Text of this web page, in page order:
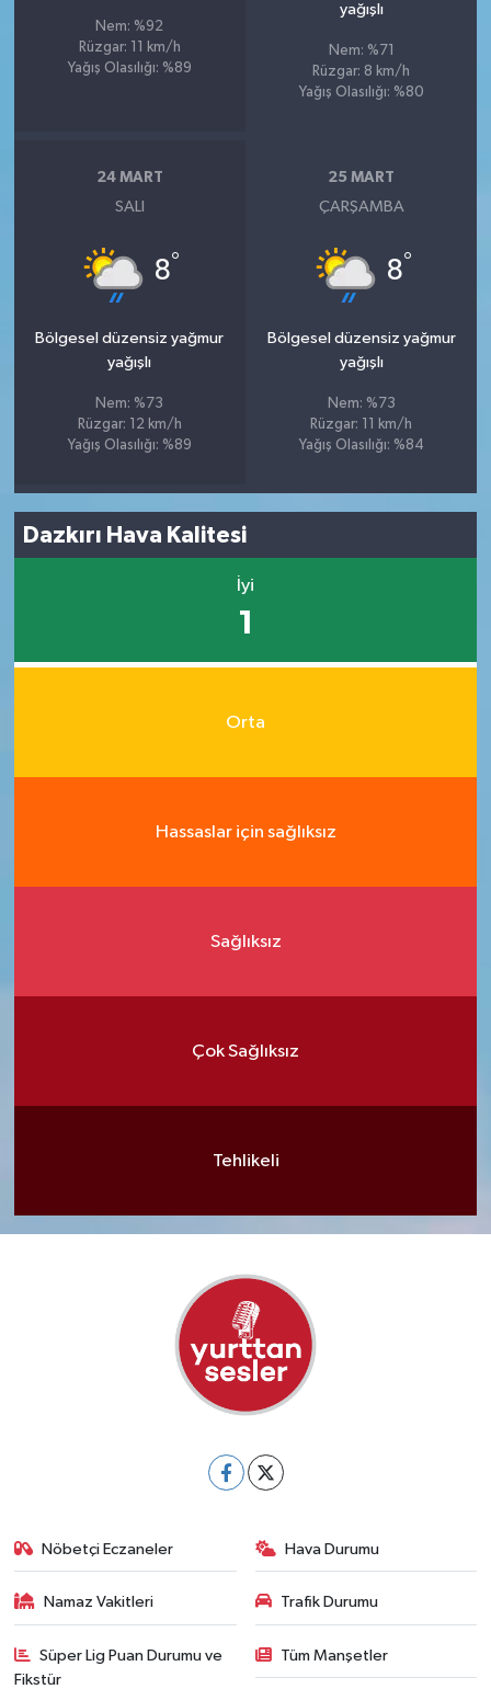
Nem: %92
Rüzgar: 11 km/h
Yağış Olasılığı: %89
yağışlı
Nem: %71
Rüzgar: 8 km/h
Yağış Olasılığı: %80
24 MART
SALI
8°
Bölgesel düzensiz yağmur
yağışlı
Nem: %73
Rüzgar: 12 km/h
Yağış Olasılığı: %89
25 MART
ÇARŞAMBA
8°
Bölgesel düzensiz yağmur
yağışlı
Nem: %73
Rüzgar: 11 km/h
Yağış Olasılığı: %84
Dazkırı Hava Kalitesi
İyi
1
Orta
Hassaslar için sağlıksız
Sağlıksız
Çok Sağlıksız
Tehlikeli
Nöbetçi Eczaneler Hava Durumu
Namaz Vakitleri Trafik Durumu
Süper Lig Puan Durumu ve
Fikstür
Tüm Manşetler